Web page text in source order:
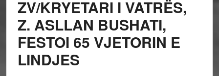
ZV/KRYETARI I VATRËS,
Z. ASLLAN BUSHATI,
FESTOI 65 VJETORIN E
LINDJES